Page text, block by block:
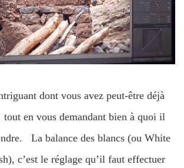
dont vous avez peut-être déjà
en vous demandant bien à quoi il
La balance des blancs (ou White
c’est le réglage qu’il faut effectuer